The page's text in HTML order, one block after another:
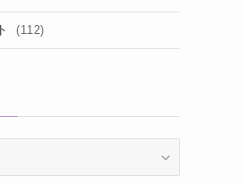
(112)